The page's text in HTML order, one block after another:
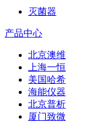
灭菌器
产品中心
北京澳维
上海一恒
美国哈希
海能仪器
北京普析
厦门致微